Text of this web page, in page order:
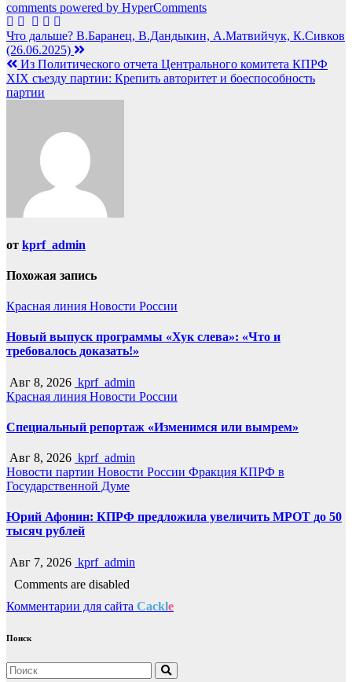
comments powered by HyperComments
Навигация
по
записям
Что дальше? В.Баранец, В.Дандыкин, А.Матвийчук, К.Сивков
(26.06.2025)
Из Политического отчета Центрального комитета КПРФ
XIX съезду партии: Крепить авторитет и боеспособность
партии
от kprf_admin
Похожая запись
Красная линия Новости России
Новый выпуск программы «Хук слева»: «Что и
требовалось доказать!»
Авг 8, 2026 kprf_admin
Красная линия Новости России
Специальный репортаж «Изменимся или вымрем»
Авг 8, 2026 kprf_admin
Новости партии Новости России Фракция КПРФ в
Государственной Думе
Юрий Афонин: КПРФ предложила увеличить МРОТ до 50
тысяч рублей
Авг 7, 2026 kprf_admin
Comments are disabled
Комментарии для сайта Cackle
Поиск